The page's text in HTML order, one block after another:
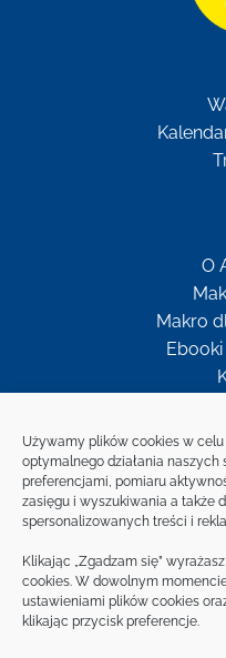
Używamy plików cookies w
optymalnego działania
preferencjami, pomiaru
zasięgu i wyszukiwania a także
spersonalizowanych treści i
Klikając „Zgadzam się”
cookies. W dowolnym
ustawieniami plików cookies
klikając przycisk preferencje.
O
Makro
Bądź w